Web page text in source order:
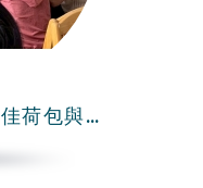
115年-反詐防毒:最佳荷包與自我守門員